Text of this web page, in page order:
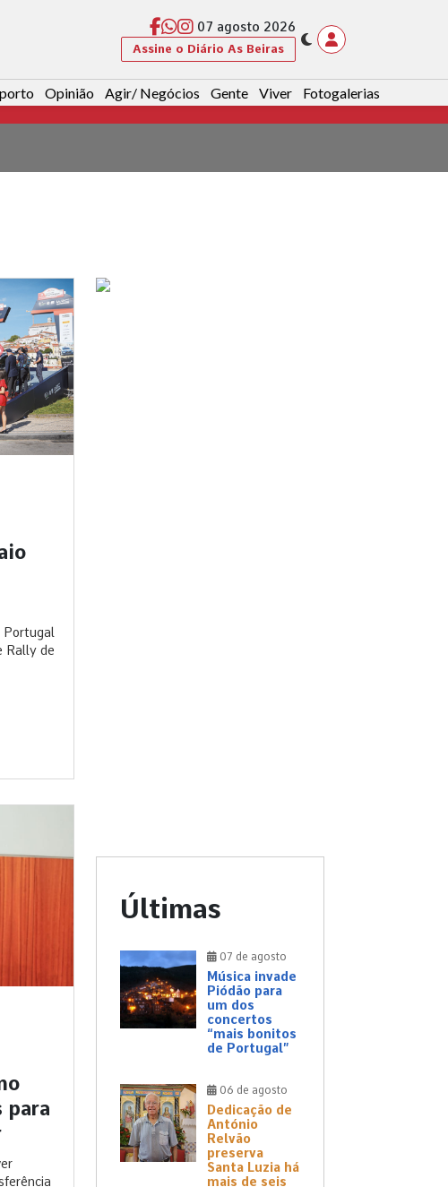
07 agosto 2026
Assine o Diário As Beiras
Opinião Agir/ Negócios Gente Viver Fotogalerias
Portugal
Rally de
para
Últimas
07 de agosto
Música invade
Piódão para
um dos
concertos
“mais bonitos
de Portugal”
06 de agosto
Dedicação de
António
Relvão
preserva
Santa Luzia há
mais de seis